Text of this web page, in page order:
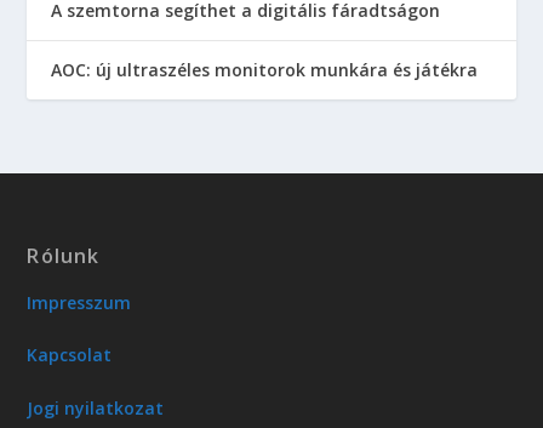
A szemtorna segíthet a digitális fáradtságon
AOC: új ultraszéles monitorok munkára és játékra
Rólunk
Impresszum
Kapcsolat
Jogi nyilatkozat